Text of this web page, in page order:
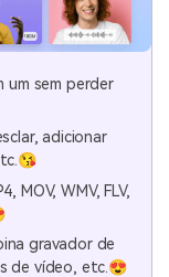
um sem perder
adicionar
MOV, WMV, FLV,
gravador de
de vídeo, etc.😍